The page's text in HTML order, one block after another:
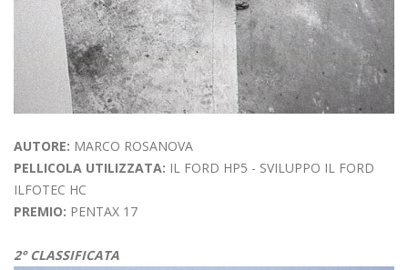
AUTORE: MARCO ROSANOVA
PELLICOLA UTILIZZATA: IL FORD HP5 - SVILUPPO IL FORD
ILFOTEC HC
PREMIO: PENTAX 17
2° CLASSIFICATA